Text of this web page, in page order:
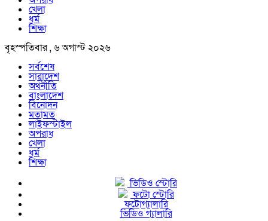
খেলা
ধর্ম
শিক্ষা
বৃহস্পতিবার , ৬ অগাস্ট ২০২৬
সর্বশেষ
সারাদেশ
অর্থনীতি
বাংলাদেশ
বিনোদন
মতামত
লাইফস্টাইল
অপরাধ
খেলা
ধর্ম
শিক্ষা
ভিডিও স্টোরি
ফটো স্টোরি
ফটোগ্যালারি
ভিডিও গ্যালারি